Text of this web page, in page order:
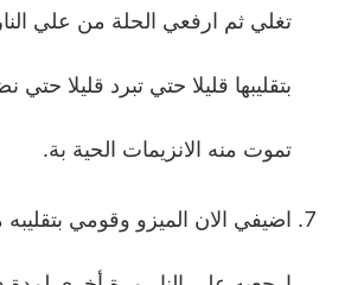
تغلي ثم ارفعي الحلة من علي
بتقليبها قليلا حتي تبرد قليلا
تموت منه الانزيمات الحية بة.
اضيفي الان الميزو وقومي